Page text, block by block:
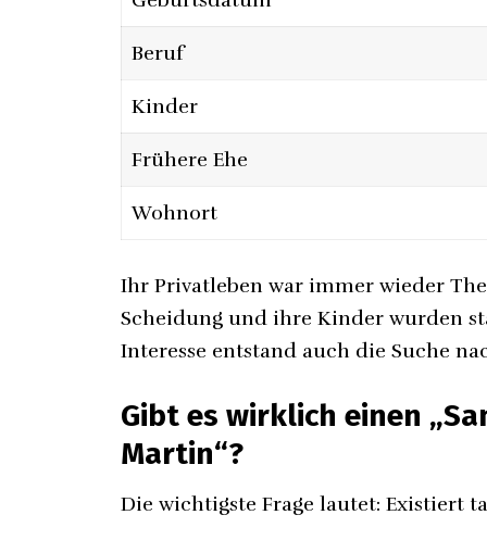
Beruf
Kinder
Frühere Ehe
Wohnort
Ihr Privatleben war immer wieder
Scheidung und ihre Kinder wurden
Interesse entstand auch die Suche
Gibt es wirklich einen
Martin“?
Die wichtigste Frage lautet: Existiert